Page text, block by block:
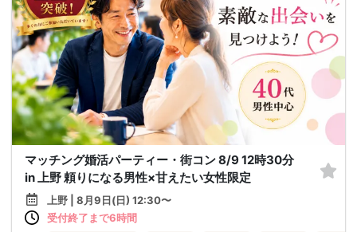
マッチング婚活パーティー・街コン 8/9 12時30分
in 上野 頼りになる男性×甘えたい女性限定
上野 | 8月9日(日) 12:30〜
受付終了まで6時間